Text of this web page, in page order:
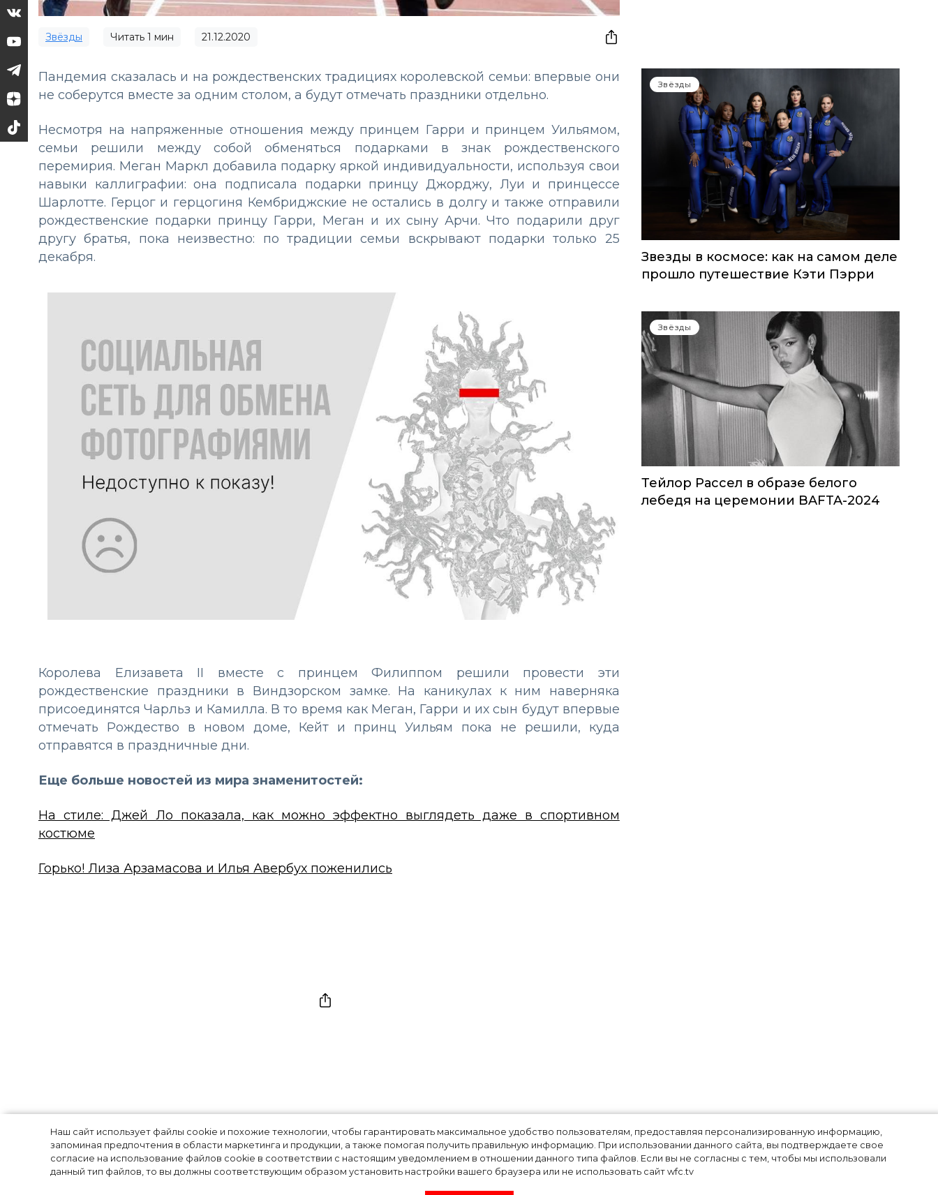
Наш сайт использует файлы cookie и похожие технологии, чтобы гарантировать максимальное удобство пользователям, предоставляя персонализированную информацию,
запоминая предпочтения в области маркетинга и продукции, а также помогая получить правильную информацию. При использовании данного сайта, вы подтверждаете свое
согласие на использование файлов cookie в соответствии с настоящим уведомлением в отношении данного типа файлов. Если вы не согласны с тем, чтобы мы использовали
данный тип файлов, то вы должны соответствующим образом установить настройки вашего браузера или не использовать сайт wfc.tv
Звёзды Читать 1 мин 21.12.2020
Пандемия сказалась и на рождественских традициях королевской семьи: впервые они
не соберутся вместе за одним столом, а будут отмечать праздники отдельно.
Несмотря на напряженные отношения между принцем Гарри и принцем Уильямом,
семьи решили между собой обменяться подарками в знак рождественского
перемирия. Меган Маркл добавила подарку яркой индивидуальности, используя свои
навыки каллиграфии: она подписала подарки принцу Джорджу, Луи и принцессе
Шарлотте. Герцог и герцогиня Кембриджские не остались в долгу и также отправили
рождественские подарки принцу Гарри, Меган и их сыну Арчи. Что подарили друг
другу братья, пока неизвестно: по традиции семьи вскрывают подарки только 25
декабря.
Королева Елизавета II вместе с принцем Филиппом решили провести эти
рождественские праздники в Виндзорском замке. На каникулах к ним наверняка
присоединятся Чарльз и Камилла. В то время как Меган, Гарри и их сын будут впервые
отмечать Рождество в новом доме, Кейт и принц Уильям пока не решили, куда
отправятся в праздничные дни.
Еще больше новостей из мира знаменитостей:
На стиле: Джей Ло показала, как можно эффектно выглядеть даже в спортивном
костюме
Горько! Лиза Арзамасова и Илья Авербух поженились
Звёзды
Звезды в космосе: как на самом деле
прошло путешествие Кэти Пэрри
Звёзды
Тейлор Рассел в образе белого
лебедя на церемонии BAFTA-2024
Горько! Лиза Арзамасова и Илья
Авербух поженились